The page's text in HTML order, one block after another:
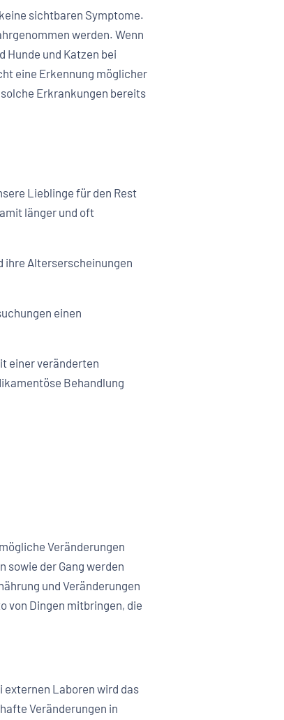
sichtbaren Symptome.
werden. Wenn
Hunde und Katzen bei
eine Erkennung möglicher
Erkrankungen bereits
Lieblinge für den Rest
länger und oft
ihre Alterserscheinungen
einen
einer veränderten
Behandlung
Veränderungen
sowie der Gang werden
und Veränderungen
von Dingen mitbringen, die
externen Laboren wird das
Veränderungen in